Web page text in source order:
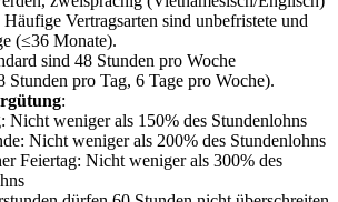
Vertragsarten sind unbefristete und
(≤36 Monate).
sind 48 Stunden pro Woche
Stunden pro Tag, 6 Tage pro Woche).
:
Nicht weniger als 150% des Stundenlohns
Nicht weniger als 200% des Stundenlohns
Feiertag: Nicht weniger als 300% des